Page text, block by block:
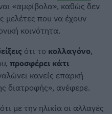
«αμφίβολα», καθώς δεν
μελέτες που να έχουν
κοινότητα.
ότι το κολλαγόνο,
προσφέρει κάτι
κανείς επαρκή
διατροφής», ανέφερε.
με την ηλικία οι αλλαγές